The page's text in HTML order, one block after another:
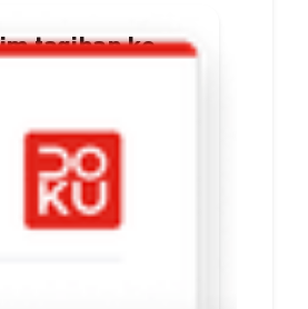
tagihan ke
pembayaran
link berisi info
dan rincian harga
dibuat. Anda bisa